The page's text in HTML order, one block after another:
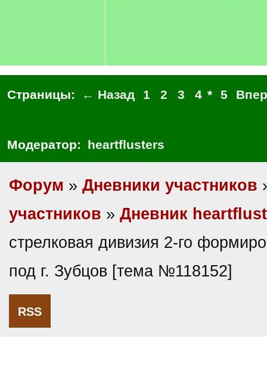
Страницы: ← Назад 1 2 3 4 * 5
Модератор: heartflusters
Форум » Дневники участников
участников » Дневник
стрелковая дивизия 2-го
под г. Зубцов [тема №118152]
RSS